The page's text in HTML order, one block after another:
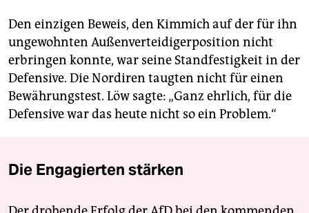
Den einzigen Beweis, den Kimmich auf der für ihn
ungewohnten Außenverteidigerposition nicht
erbringen konnte, war seine Standfestigkeit in der
Defensive. Die Nord­iren taugten nicht für einen
Bewährungstest. Löw sagte: „Ganz ehrlich, für die
Defensive war das heute nicht so ein Problem.“
Die Engagierten stärken